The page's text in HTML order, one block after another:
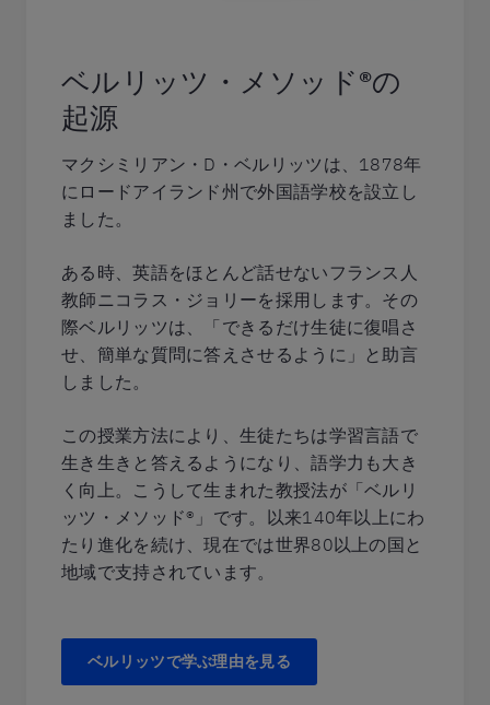
ベルリッツ・メソッド®の
起源
マクシミリアン・D・ベルリッツは、1878年
にロードアイランド州で外国語学校を設立し
ました。
ある時、英語をほとんど話せないフランス人
教師ニコラス・ジョリーを採用します。その
際ベルリッツは、「できるだけ生徒に復唱さ
せ、簡単な質問に答えさせるように」と助言
しました。
この授業方法により、生徒たちは学習言語で
生き生きと答えるようになり、語学力も大き
く向上。こうして生まれた教授法が「ベルリ
ッツ・メソッド®」です。以来140年以上にわ
たり進化を続け、現在では世界80以上の国と
地域で支持されています。
ベルリッツで学ぶ理由を見る